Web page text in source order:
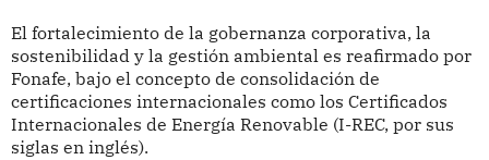
El fortalecimiento de la gobernanza corporativa, la
sostenibilidad y la gestión ambiental es reafirmado por
Fonafe, bajo el concepto de consolidación de
certificaciones internacionales como los Certificados
Internacionales de Energía Renovable (I-REC, por sus
siglas en inglés).